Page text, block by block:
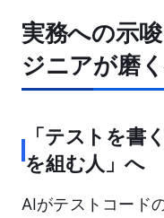
実務への示
ジニアが磨
「テストを書
を組む人」へ
AIがテストコード